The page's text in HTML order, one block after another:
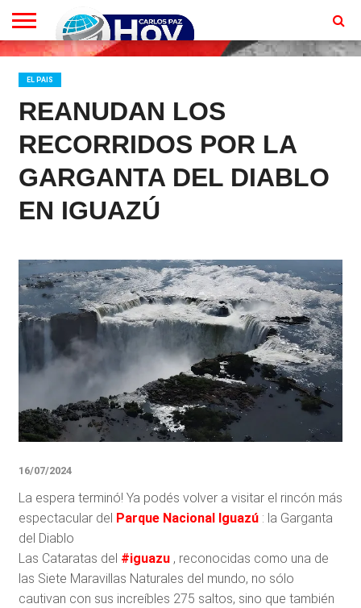
EN
CONTACTO
HOMEPAGE
EL PAIS
REANUDAN LOS
RECORRIDOS POR LA
GARGANTA DEL DIABLO
EN IGUAZÚ
16/07/2024
La espera terminó! Ya podés volver a visitar el rincón más
espectacular del Parque Nacional Iguazú: la Garganta
del Diablo
Las Cataratas del #iguazu, reconocidas como una de
las Siete Maravillas Naturales del mundo, no sólo
cautivan con sus increíbles 275 saltos, sino que también